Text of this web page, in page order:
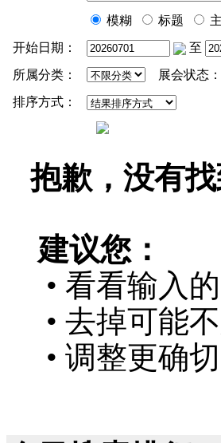
模糊 标题
开始日期：
至
所属分类：
展会状态：
排序方式：
抱歉，没有
建议您：
• 看看输入
• 去掉可能
• 调整更确